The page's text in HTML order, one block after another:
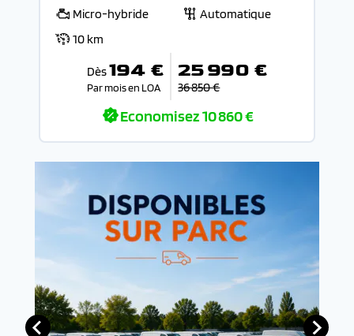
Micro-hybride
Automatique
10 km
Dès194 €
Par mois en LOA
25 990 €
36 850 €
Economisez10 860 €